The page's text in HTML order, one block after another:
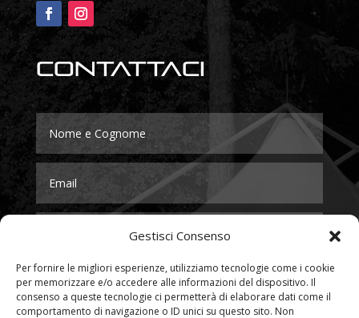
Gestisci Consenso
Per fornire le migliori esperienze, utilizziamo tecnologie come i cookie
per memorizzare e/o accedere alle informazioni del dispositivo. Il
consenso a queste tecnologie ci permetterà di elaborare dati come il
comportamento di navigazione o ID unici su questo sito. Non
Contattaci